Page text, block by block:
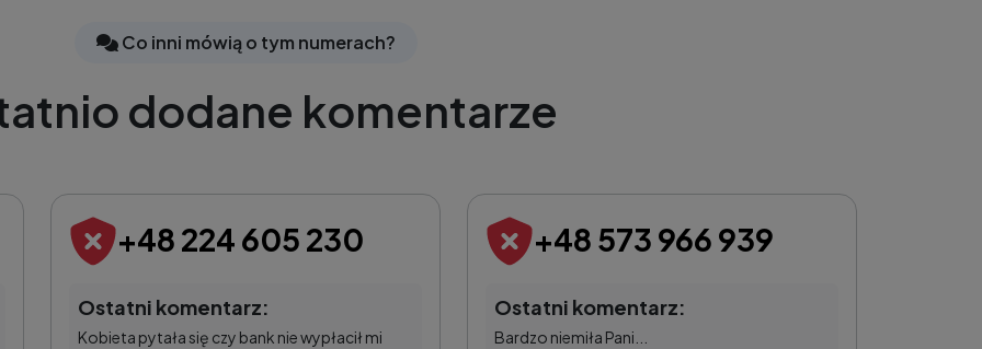
Co inni mówią o tym numerach?
dodane komentarze
+48 224 605 230
Ostatni komentarz:
Kobieta pytała się czy bank nie wypłacił mi
+48 573 966 939
Ostatni komentarz:
Bardzo niemiła Pani...